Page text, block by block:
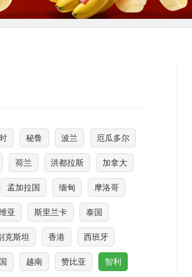
秘鲁 波兰 厄瓜多尔
荷兰 洪都拉斯 加拿大
孟加拉国 缅甸 摩洛哥
亚 斯里兰卡 泰国
克斯坦 香港 西班牙
越南 赞比亚 智利